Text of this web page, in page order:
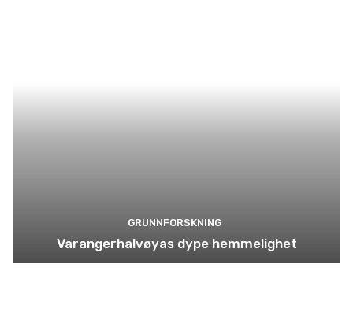
GRUNNFORSKNING
Varangerhalvøyas dype hemmelighet